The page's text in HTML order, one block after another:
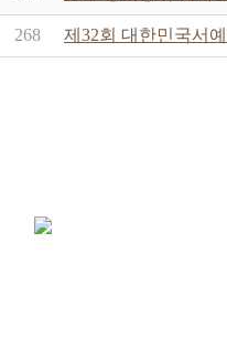
268 제32회 대한민국서